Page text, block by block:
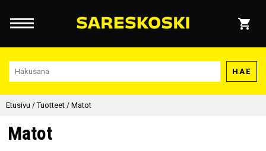
HAE
Etusivu /Tuotteet / Matot
Matot